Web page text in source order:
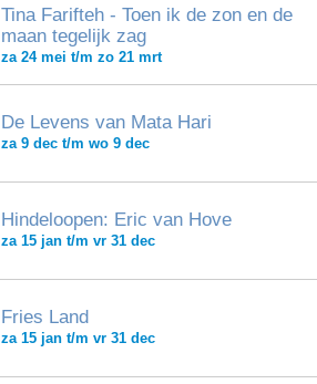
Tina Farifteh - Toen ik de zon en de
maan tegelijk zag
za 24 mei t/m zo 21 mrt
De Levens van Mata Hari
za 9 dec t/m wo 9 dec
Hindeloopen: Eric van Hove
za 15 jan t/m vr 31 dec
Fries Land
za 15 jan t/m vr 31 dec